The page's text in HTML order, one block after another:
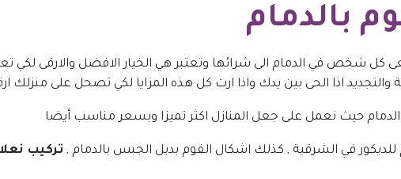
بالدمام
كل شخص في الدمام الى شرائها وتعتبر هي الخيار الافضل والارقى
اذا الحى بين يدك واذا ارت كل هذه المزايا لكي تصحل على منزلك
حيث نعمل على جعل المنازل اكثر تميزا وبسعر مناسب أيضا
في الشرقية , كذلك اشكال الفوم بديل الجبس بالدمام , تركيب